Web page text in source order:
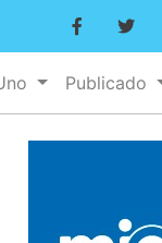
Publicado